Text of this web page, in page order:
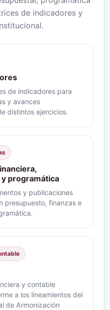
de indicadores y
de indicadores para
y avances
distintos ejercicios.
programática
y publicaciones
presupuesto, finanzas e
y contable
a los lineamientos del
de Armonización